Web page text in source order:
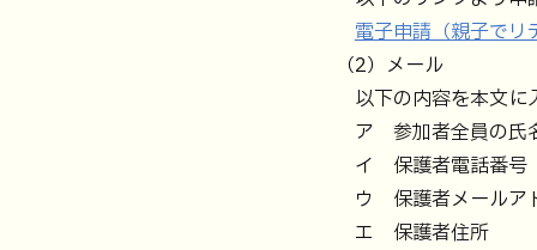
電子申請（親子でリ
（2）メール
以下の内容を本文
ア 参加者全員の氏
イ 保護者電話番号
ウ 保護者メールア
エ 保護者住所